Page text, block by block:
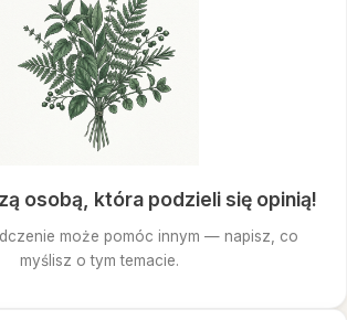
osobą, która podzieli się opinią!
może pomóc innym — napisz, co
myślisz o tym temacie.